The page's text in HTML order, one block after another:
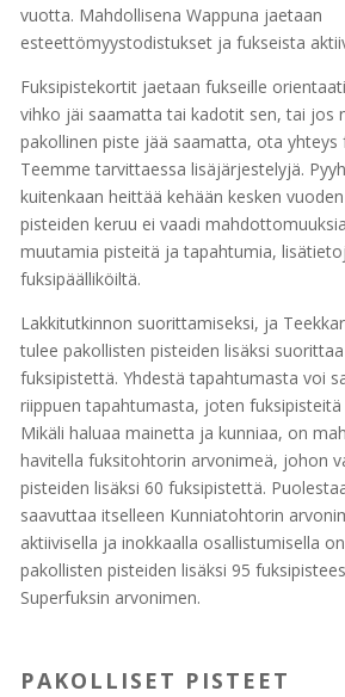
vuotta. Mahdollisena Wappuna jaetaan
esteettömyystodistukset ja fukseista
Fuksipistekortit jaetaan fukseille
vihko jäi saamatta tai kadotit sen, tai jos
pakollinen piste jää saamatta, ota yhteys
Teemme tarvittaessa lisäjärjestelyjä.
kuitenkaan heittää kehään kesken
pisteiden keruu ei vaadi
muutamia pisteitä ja tapahtumia,
fuksipäälliköiltä.
Lakkitutkinnon suorittamiseksi, ja
tulee pakollisten pisteiden lisäksi
fuksipistettä. Yhdestä tapahtumasta voi
riippuen tapahtumasta, joten fuksipisteitä
Mikäli haluaa mainetta ja kunniaa, on
havitella fuksitohtorin arvonimeä, johon
pisteiden lisäksi 60 fuksipistettä.
saavuttaa itselleen Kunniatohtorin
aktiivisella ja inokkaalla osallistumisella
pakollisten pisteiden lisäksi 95
Superfuksin arvonimen.
PAKOLLISET PISTEET